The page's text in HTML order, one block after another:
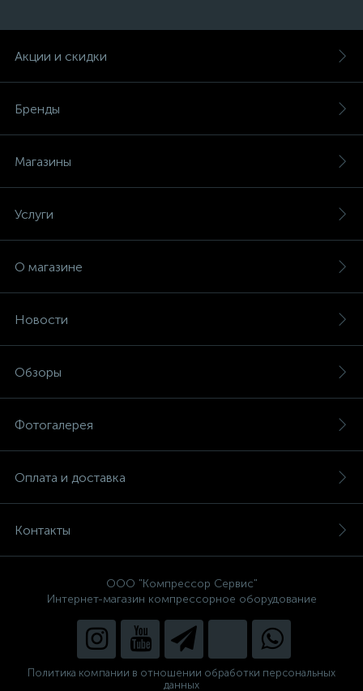
Акции и скидки
Бренды
Магазины
Услуги
О магазине
Новости
Обзоры
Фотогалерея
Оплата и доставка
Контакты
ООО "Компрессор Сервис"
Интернет-магазин компрессорное оборудование
Политика компании в отношении обработки персональных
данных